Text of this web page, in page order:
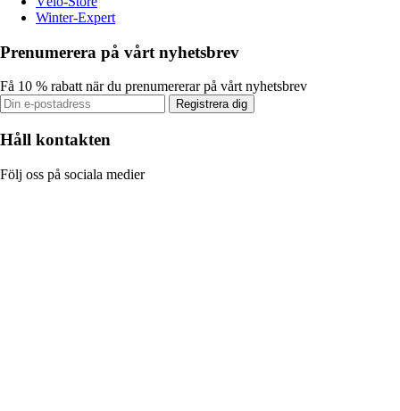
Winter-Expert
Prenumerera på vårt nyhetsbrev
Få 10 % rabatt när du prenumererar på vårt nyhetsbrev
Registrera dig
Håll kontakten
Följ oss på sociala medier